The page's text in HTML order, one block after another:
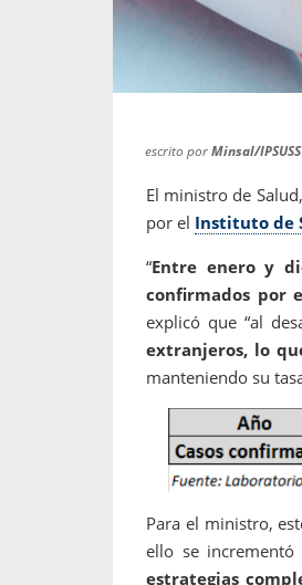
escrito porMinsal/IPSUSS
El ministro de Salud,
por el Instituto de
“Entre enero y
confirmados por
explicó que “al
extranjeros, lo
manteniendo su
Para el ministro,
ello se
estrategias